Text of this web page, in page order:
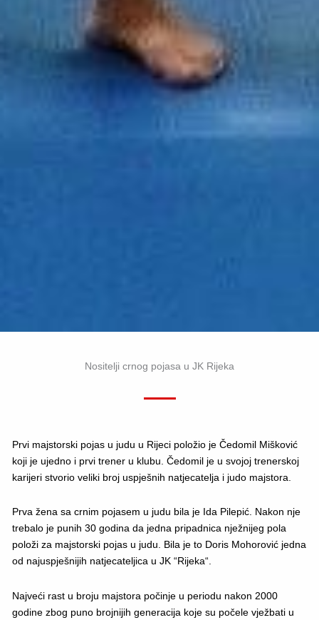
Nositelji crnog pojasa u JK Rijeka
Prvi majstorski pojas u judu u Rijeci položio je Čedomil Mišković
koji je ujedno i prvi trener u klubu. Čedomil je u svojoj trenerskoj
karijeri stvorio veliki broj uspješnih natjecatelja i judo majstora.
Prva žena sa crnim pojasem u judu bila je Ida Pilepić. Nakon nje
trebalo je punih 30 godina da jedna pripadnica nježnijeg pola
položi za majstorski pojas u judu. Bila je to Doris Mohorović jedna
od najuspješnijih natjecateljica u JK “Rijeka“.
Najveći rast u broju majstora počinje u periodu nakon 2000
godine zbog puno brojnijih generacija koje su počele vježbati u